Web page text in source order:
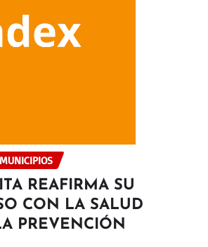
MUNICIPIOS
REAFIRMA SU
CON LA SALUD
PREVENCIÓN